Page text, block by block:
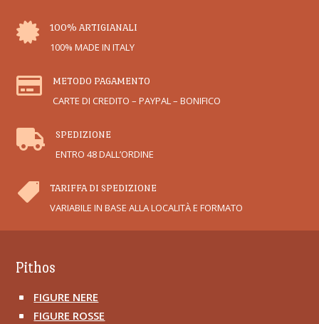
 100% ARTIGIANALI
100% MADE IN ITALY
 METODO PAGAMENTO
CARTE DI CREDITO – PAYPAL – BONIFICO
 SPEDIZIONE
ENTRO 48 DALL’ORDINE
 TARIFFA DI SPEDIZIONE
VARIABILE IN BASE ALLA LOCALITÀ E FORMATO
Pithos
^ FIGURE NERE
^ FIGURE ROSSE